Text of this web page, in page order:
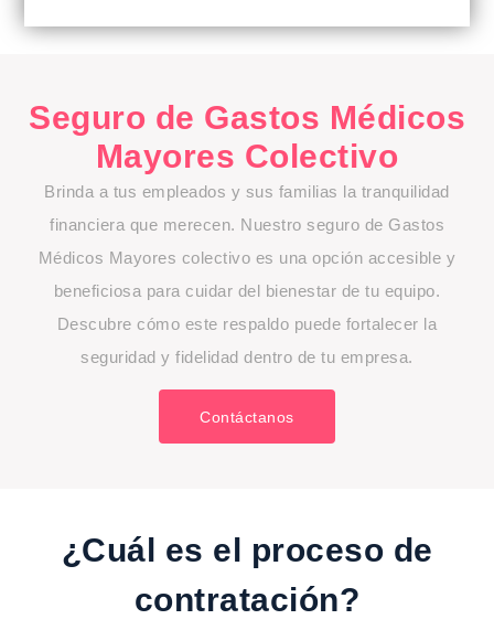
Seguro de Gastos Médicos
Mayores Colectivo
Brinda a tus empleados y sus familias la tranquilidad
financiera que merecen. Nuestro seguro de Gastos
Médicos Mayores colectivo es una opción accesible y
beneficiosa para cuidar del bienestar de tu equipo.
Descubre cómo este respaldo puede fortalecer la
seguridad y fidelidad dentro de tu empresa.
Contáctanos
¿Cuál es el proceso de
contratación?